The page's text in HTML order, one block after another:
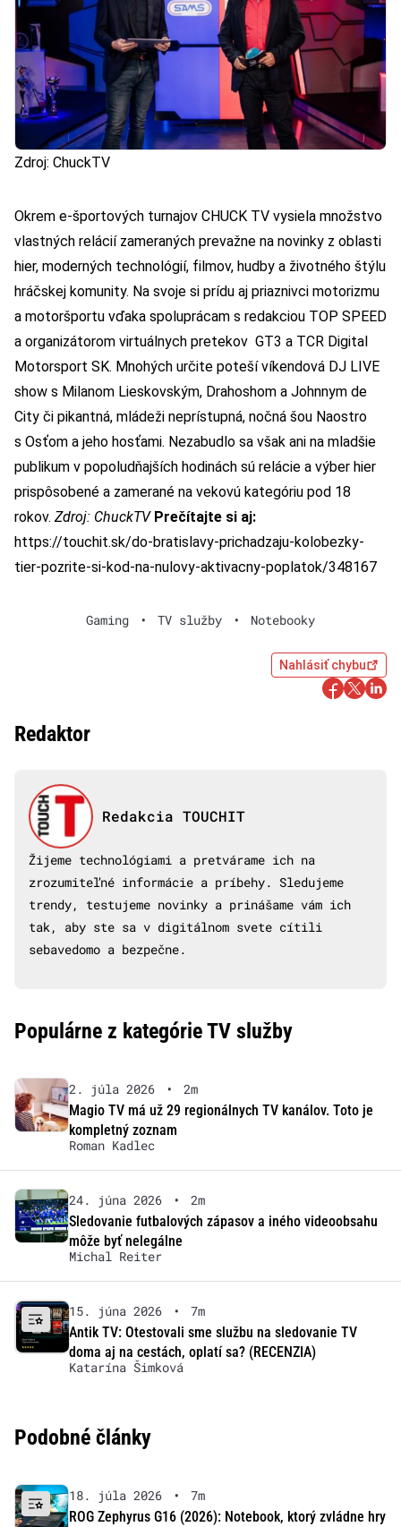
Zdroj: ChuckTV
Okrem e-športových turnajov CHUCK TV vysiela množstvo
vlastných relácií zameraných prevažne na novinky z oblasti
hier, moderných technológií, filmov, hudby a životného štýlu
hráčskej komunity. Na svoje si prídu aj priaznivci motorizmu
a motoršportu vďaka spoluprácam s redakciou TOP SPEED
a organizátorom virtuálnych pretekov GT3 a TCR Digital
Motorsport SK. Mnohých určite poteší víkendová DJ LIVE
show s Milanom Lieskovským, Drahoshom a Johnnym de
City či pikantná, mládeži neprístupná, nočná šou Naostro
s Osťom a jeho hosťami. Nezabudlo sa však ani na mladšie
publikum v popoludňajších hodinách sú relácie a výber hier
prispôsobené a zamerané na vekovú kategóriu pod 18
rokov. Zdroj: ChuckTV Prečítajte si aj:
https://touchit.sk/do-bratislavy-prichadzaju-kolobezky-
tier-pozrite-si-kod-na-nulovy-aktivacny-poplatok/348167
Gaming • TV služby • Notebooky
Nahlásiť chybu
Redaktor
Redakcia TOUCHIT
Žijeme technológiami a pretvárame ich na
zrozumiteľné informácie a príbehy. Sledujeme
trendy, testujeme novinky a prinášame vám ich
tak, aby ste sa v digitálnom svete cítili
sebavedomo a bezpečne.
Populárne z kategórie TV služby
2. júla 2026 •
2m
Magio TV má už 29 regionálnych TV kanálov. Toto je
kompletný zoznam
Roman Kadlec
24. júna 2026 •
2m
Sledovanie futbalových zápasov a iného videoobsahu
môže byť nelegálne
Michal Reiter
15. júna 2026 •
7m
Antik TV: Otestovali sme službu na sledovanie TV
doma aj na cestách, oplatí sa? (RECENZIA)
Katarína Šimková
Podobné články
18. júla 2026 •
7m
ROG Zephyrus G16 (2026): Notebook, ktorý zvládne hry